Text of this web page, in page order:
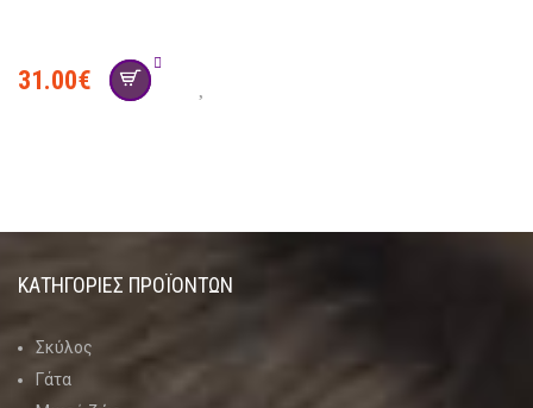
31.00€
ΚΑΤΗΓΟΡΊΕΣ ΠΡΟΪΌΝΤΩΝ
Σκύλος
Γάτα